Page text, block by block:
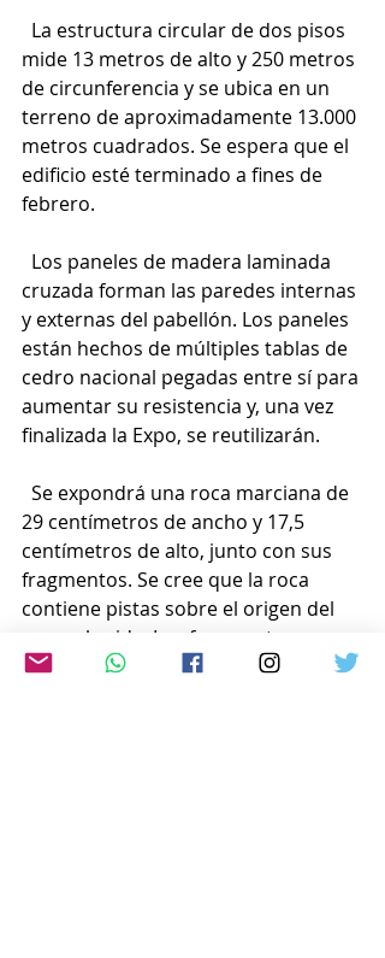
La estructura circular de dos pisos
mide 13 metros de alto y 250 metros
de circunferencia y se ubica en un
terreno de aproximadamente 13.000
metros cuadrados. Se espera que el
edificio esté terminado a fines de
febrero.
Los paneles de madera laminada
cruzada forman las paredes internas
y externas del pabellón. Los paneles
están hechos de múltiples tablas de
cedro nacional pegadas entre sí para
aumentar su resistencia y, una vez
finalizada la Expo, se reutilizarán.
Se expondrá una roca marciana de
29 centímetros de ancho y 17,5
centímetros de alto, junto con sus
fragmentos. Se cree que la roca
contiene pistas sobre el origen del
agua y la vida. Los fragmentos
estarán incrustados en la pared para